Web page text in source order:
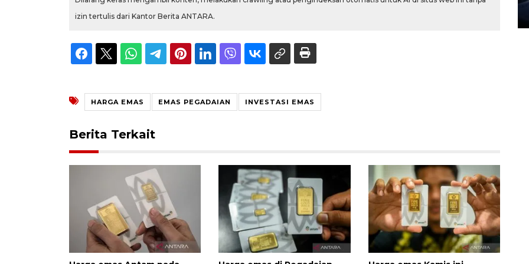
izin tertulis dari Kantor Berita ANTARA.
HARGA EMAS EMAS PEGADAIAN INVESTASI EMAS
Berita Terkait